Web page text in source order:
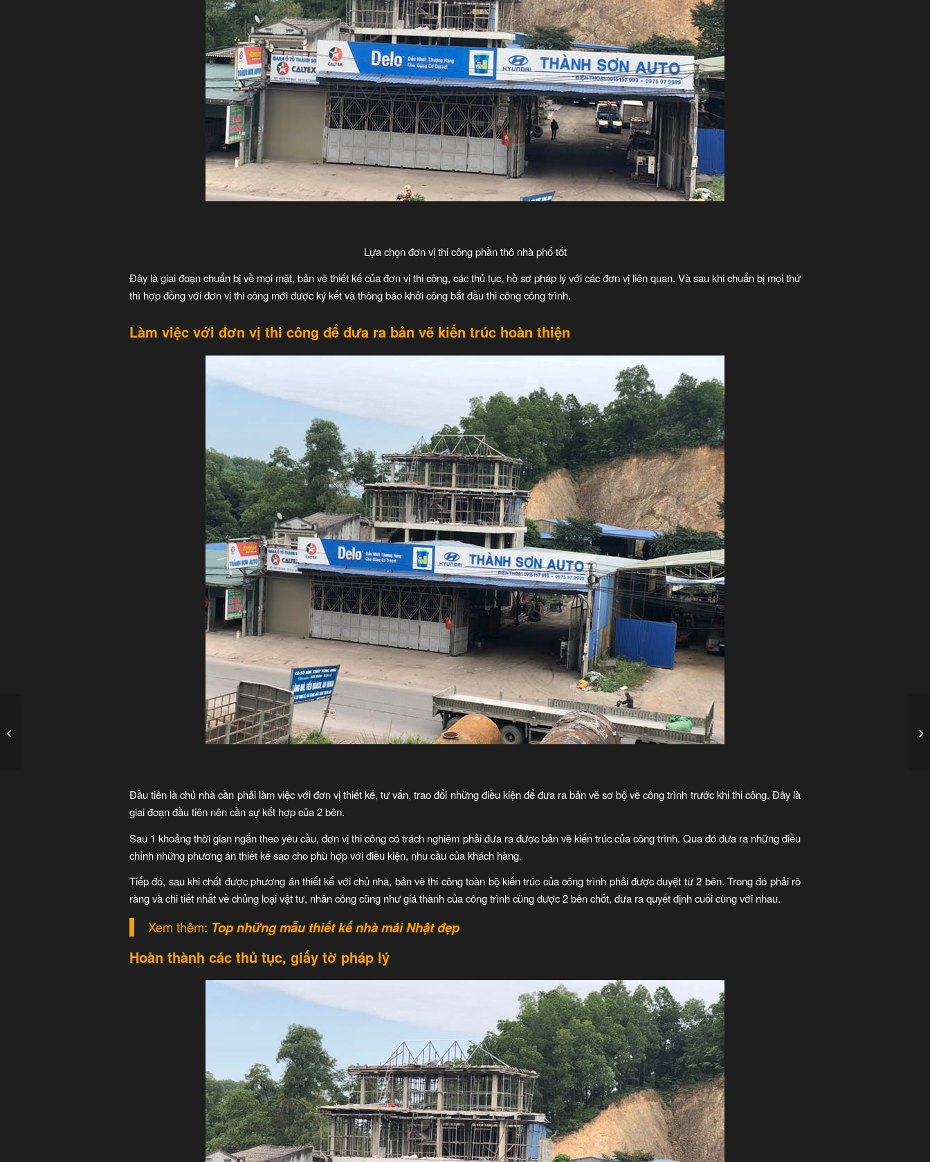
Lựa chọn đơn vị thi công phần thô nhà phố tốt
Đây là giai đoạn chuẩn bị về mọi mặt, bản vẽ thiết kế của đơn vị thi công, các thủ tục, hồ sơ pháp lý với các đơn vị liên quan. Và sau khi chuẩn bị mọi thứ
thì hợp đồng với đơn vị thi công mới được ký kết và thông báo khởi công bắt đầu thi công công trình.
Làm việc với đơn vị thi công để đưa ra bản vẽ kiến trúc hoàn thiện
Đầu tiên là chủ nhà cần phải làm việc với đơn vị thiết kế, tư vấn, trao đổi những điều kiện để đưa ra bản vẽ sơ bộ về công trình trước khi thi công. Đây là
giai đoạn đầu tiên nên cần sự kết hợp của 2 bên.
Sau 1 khoảng thời gian ngắn theo yêu cầu, đơn vị thi công có trách nghiệm phải đưa ra được bản vẽ kiến trúc của công trình. Qua đó đưa ra những điều
chỉnh những phương án thiết kế sao cho phù hợp với điều kiện, nhu cầu của khách hàng.
Tiếp đó, sau khi chốt được phương án thiết kế với chủ nhà, bản vẽ thi công toàn bộ kiến trúc của công trình phải được duyệt từ 2 bên. Trong đó phải rõ
ràng và chi tiết nhất về chủng loại vật tư, nhân công cũng như giá thành của công trình cũng được 2 bên chốt, đưa ra quyết định cuối cùng với nhau.
Xem thêm: Top những mẫu thiết kế nhà mái Nhật đẹp
Hoàn thành các thủ tục, giấy tờ pháp lý